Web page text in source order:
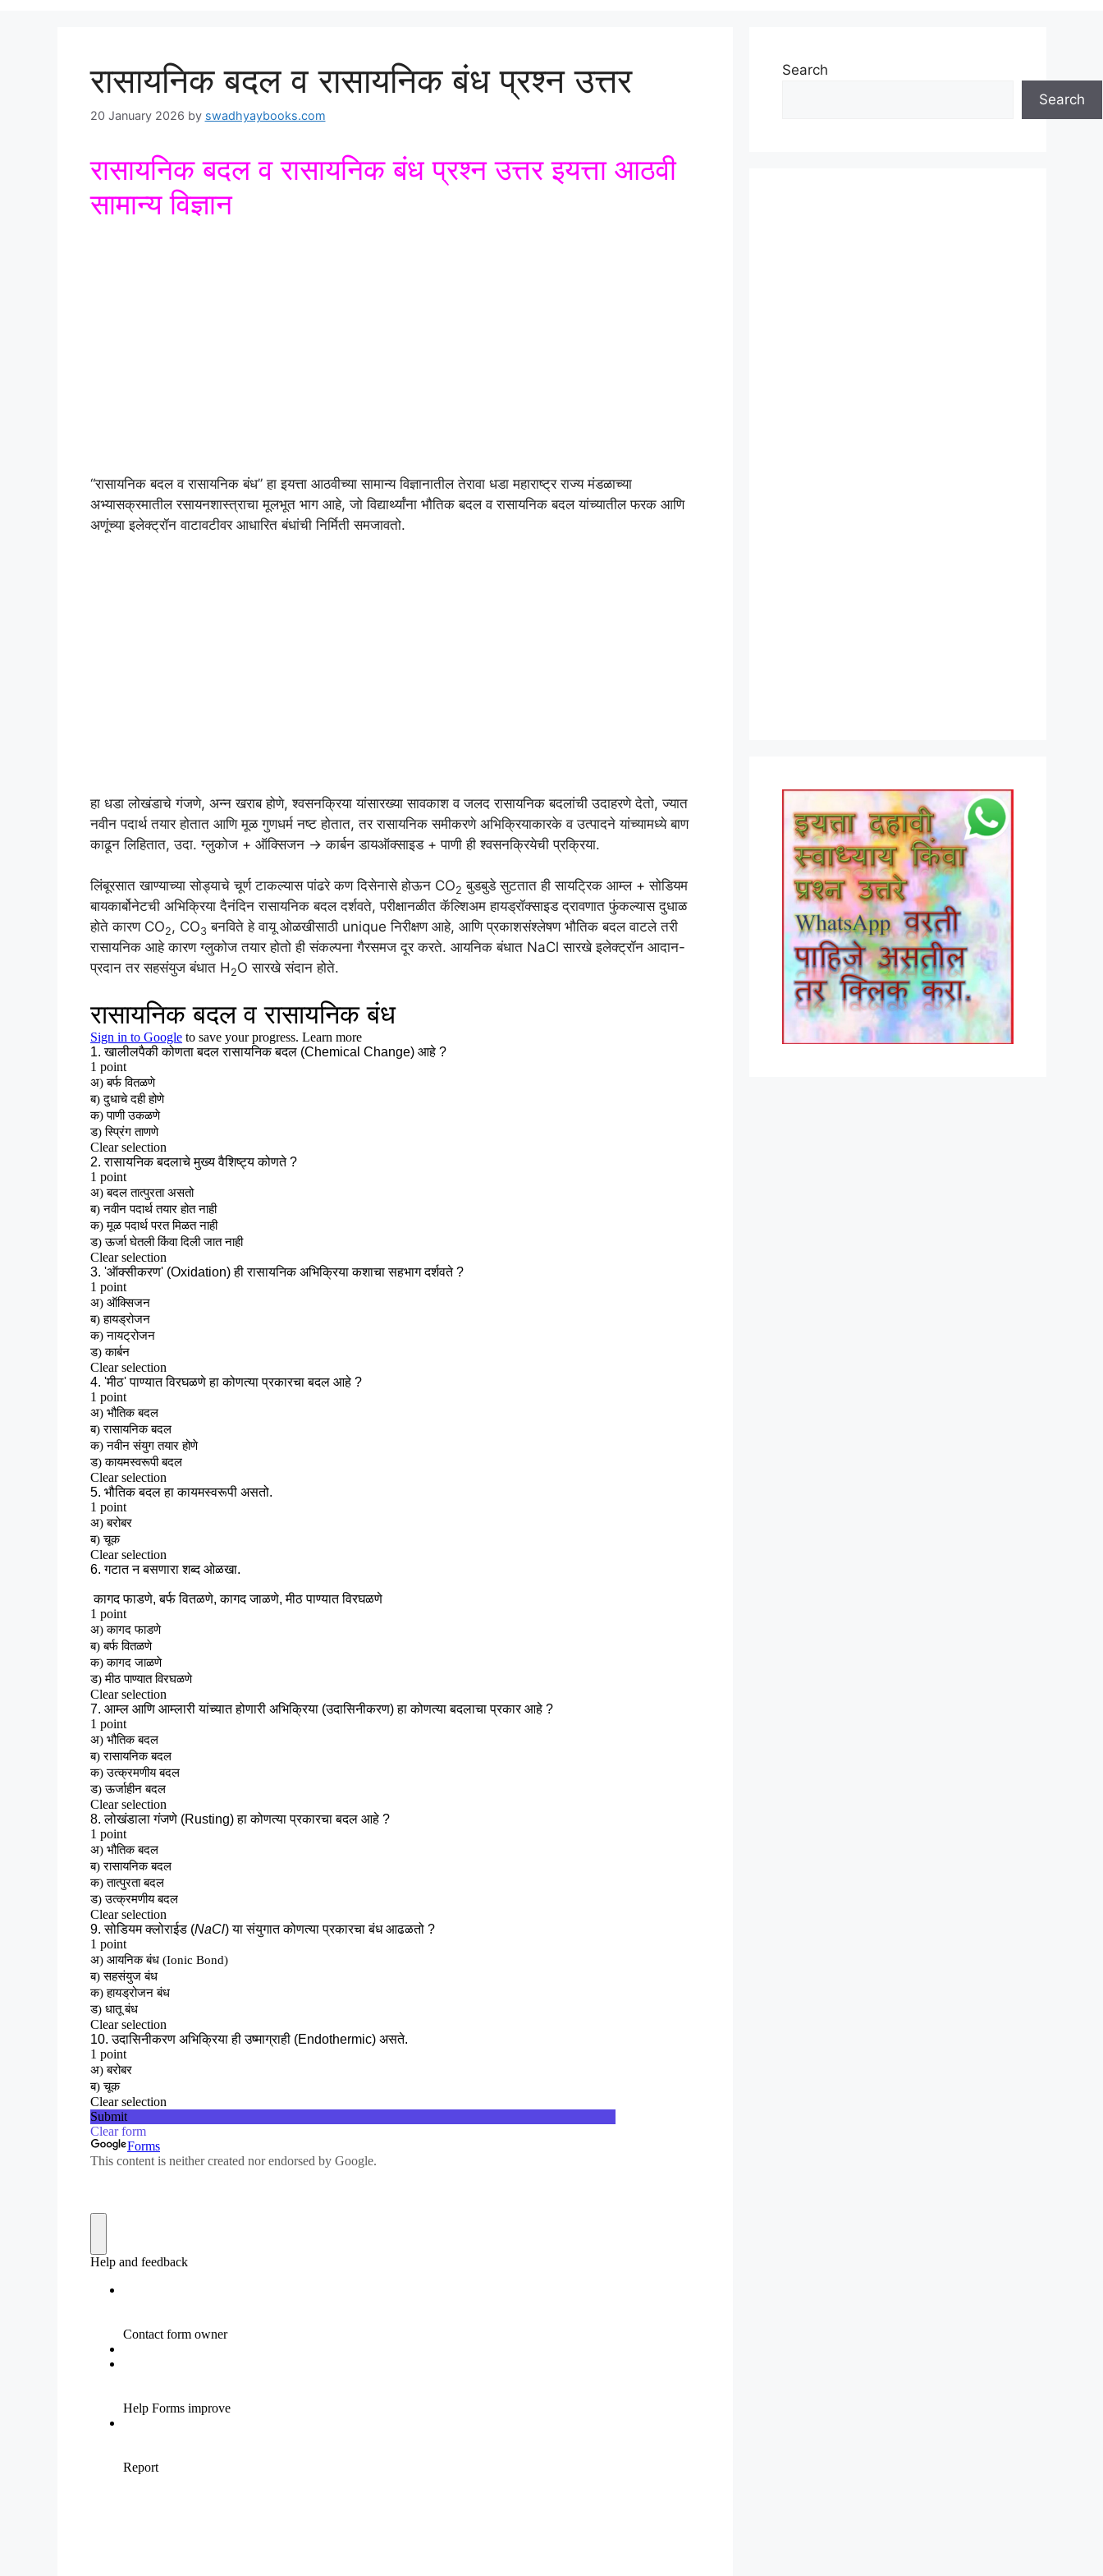
रासायनिक बदल व रासायनिक बंध प्रश्न उत्तर
20 January 2026 by swadhyaybooks.com
रासायनिक बदल व रासायनिक बंध प्रश्न उत्तर इयत्ता आठवी
सामान्य विज्ञान
“रासायनिक बदल व रासायनिक बंध” हा इयत्ता आठवीच्या सामान्य विज्ञानातील तेरावा धडा महाराष्ट्र राज्य मंडळाच्या
अभ्यासक्रमातील रसायनशास्त्राचा मूलभूत भाग आहे, जो विद्यार्थ्यांना भौतिक बदल व रासायनिक बदल यांच्यातील फरक आणि
अणूंच्या इलेक्ट्रॉन वाटावटीवर आधारित बंधांची निर्मिती समजावतो.
हा धडा लोखंडाचे गंजणे, अन्न खराब होणे, श्वसनक्रिया यांसारख्या सावकाश व जलद रासायनिक बदलांची उदाहरणे देतो, ज्यात
नवीन पदार्थ तयार होतात आणि मूळ गुणधर्म नष्ट होतात, तर रासायनिक समीकरणे अभिक्रियाकारके व उत्पादने यांच्यामध्ये बाण
काढून लिहितात, उदा. ग्लुकोज + ऑक्सिजन → कार्बन डायऑक्साइड + पाणी ही श्वसनक्रियेची प्रक्रिया.
लिंबूरसात खाण्याच्या सोड्याचे चूर्ण टाकल्यास पांढरे कण दिसेनासे होऊन CO2 बुडबुडे सुटतात ही सायट्रिक आम्ल + सोडियम
बायकार्बोनेटची अभिक्रिया दैनंदिन रासायनिक बदल दर्शवते, परीक्षानळीत कॅल्शिअम हायड्रॉक्साइड द्रावणात फुंकल्यास दुधाळ
होते कारण CO2, CO3 बनविते हे वायू ओळखीसाठी unique निरीक्षण आहे, आणि प्रकाशसंश्लेषण भौतिक बदल वाटले तरी
रासायनिक आहे कारण ग्लुकोज तयार होतो ही संकल्पना गैरसमज दूर करते. आयनिक बंधात NaCl सारखे इलेक्ट्रॉन आदान-
प्रदान तर सहसंयुज बंधात H 2O सारखे संदान होते.
Search
Search